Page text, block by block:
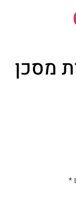
מסכן
*